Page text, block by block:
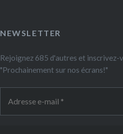
NEWSLETTER
Rejoignez 685 d'autres et
"Prochainement sur nos écrans!"